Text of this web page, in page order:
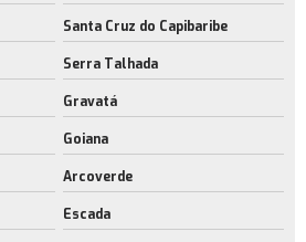
Santa Cruz do Capibaribe
Serra Talhada
Gravatá
Goiana
Arcoverde
Escada